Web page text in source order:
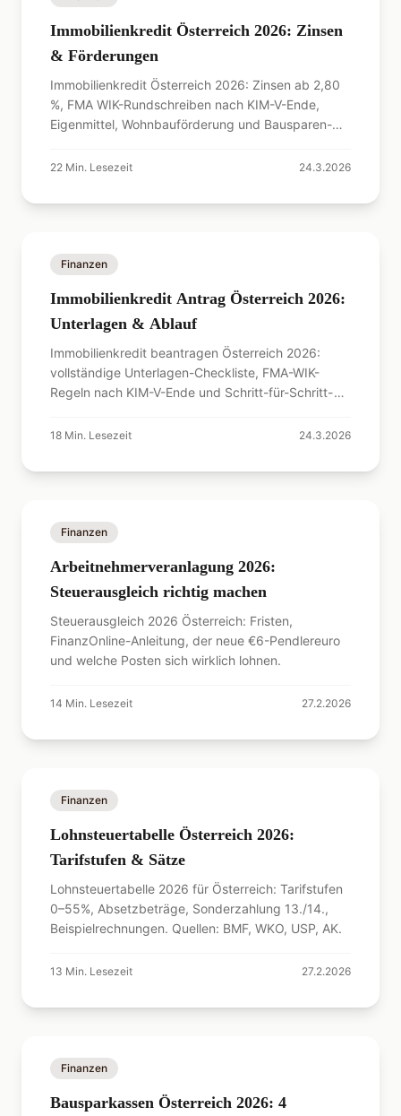
Immobilienkredit Österreich 2026: Zinsen
& Förderungen
Immobilienkredit Österreich 2026: Zinsen ab 2,80
%, FMA WIK-Rundschreiben nach KIM-V-Ende,
Eigenmittel, Wohnbauförderung und Bausparen-
22 Min. Lesezeit 24.3.2026
Finanzen
Immobilienkredit Antrag Österreich 2026:
Unterlagen & Ablauf
Immobilienkredit beantragen Österreich 2026:
vollständige Unterlagen-Checkliste, FMA-WIK-
Regeln nach KIM-V-Ende und Schritt-für-Schritt-
18 Min. Lesezeit 24.3.2026
Finanzen
Arbeitnehmerveranlagung 2026:
Steuerausgleich richtig machen
Steuerausgleich 2026 Österreich: Fristen,
FinanzOnline-Anleitung, der neue €6-Pendlereuro
und welche Posten sich wirklich lohnen.
14 Min. Lesezeit 27.2.2026
Finanzen
Lohnsteuertabelle Österreich 2026:
Tarifstufen & Sätze
Lohnsteuertabelle 2026 für Österreich: Tarifstufen
0–55%, Absetzbeträge, Sonderzahlung 13./14.,
Beispielrechnungen. Quellen: BMF, WKO, USP, AK.
13 Min. Lesezeit 27.2.2026
Finanzen
Bausparkassen Österreich 2026: 4